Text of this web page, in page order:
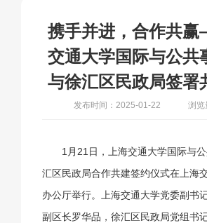
携手并进，合作共
交通大学国际与公共
与徐汇区民政局签署
发布时间：2025-01-22 浏览
1月21日，上海交通大学国际与
汇区民政局合作共建签约仪式在上海
办公厅举行。上海交通大学党委副书
副区长罗华品，徐汇区民政局党组书